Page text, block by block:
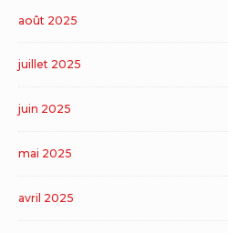
août 2025
juillet 2025
juin 2025
mai 2025
avril 2025